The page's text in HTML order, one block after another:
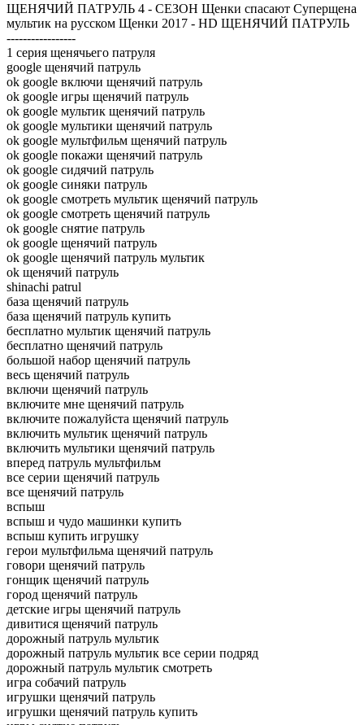
ЩЕНЯЧИЙ ПАТРУЛЬ 4 - СЕЗОН Щенки спасают Суперщена
мультик на русском Щенки 2017 - HD ЩЕНЯЧИЙ ПАТРУЛЬ
-----------------
1 серия щенячьего патруля
google щенячий патруль
ok google включи щенячий патруль
ok google игры щенячий патруль
ok google мультик щенячий патруль
ok google мультики щенячий патруль
ok google мультфильм щенячий патруль
ok google покажи щенячий патруль
ok google сидячий патруль
ok google синяки патруль
ok google смотреть мультик щенячий патруль
ok google смотреть щенячий патруль
ok google снятие патруль
ok google щенячий патруль
ok google щенячий патруль мультик
ok щенячий патруль
shinachi patrul
база щенячий патруль
база щенячий патруль купить
бесплатно мультик щенячий патруль
бесплатно щенячий патруль
большой набор щенячий патруль
весь щенячий патруль
включи щенячий патруль
включите мне щенячий патруль
включите пожалуйста щенячий патруль
включить мультик щенячий патруль
включить мультики щенячий патруль
вперед патруль мультфильм
все серии щенячий патруль
все щенячий патруль
вспыш
вспыш и чудо машинки купить
вспыш купить игрушку
герои мультфильма щенячий патруль
говори щенячий патруль
гонщик щенячий патруль
город щенячий патруль
детские игры щенячий патруль
дивитися щенячий патруль
дорожный патруль мультик
дорожный патруль мультик все серии подряд
дорожный патруль мультик смотреть
игра собачий патруль
игрушки щенячий патруль
игрушки щенячий патруль купить